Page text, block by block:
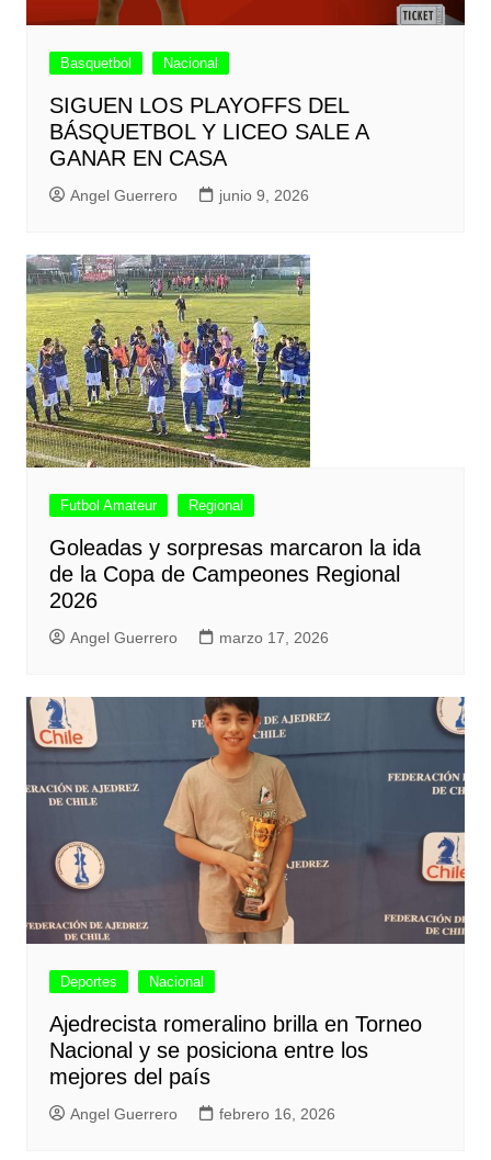
Basquetbol Nacional
SIGUEN LOS PLAYOFFS DEL
BÁSQUETBOL Y LICEO SALE A
GANAR EN CASA
Angel Guerrero junio 9, 2026
Futbol Amateur Regional
Goleadas y sorpresas marcaron la ida
de la Copa de Campeones Regional
2026
Angel Guerrero marzo 17, 2026
Deportes Nacional
Ajedrecista romeralino brilla en Torneo
Nacional y se posiciona entre los
mejores del país
Angel Guerrero febrero 16, 2026